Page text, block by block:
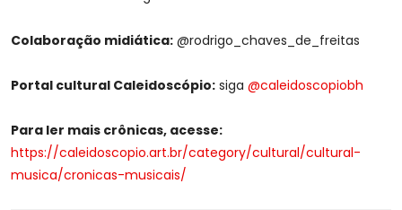
Colaboração midiática: @rodrigo_chaves_de_freitas
Portal cultural Caleidoscópio: siga @caleidoscopiobh
Para ler mais crônicas, acesse:
https://caleidoscopio.art.br/category/cultural/cultural-
musica/cronicas-musicais/